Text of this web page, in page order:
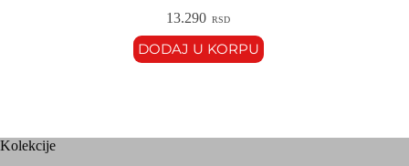
13.290 RSD
DODAJ U KORPU
Kolekcije